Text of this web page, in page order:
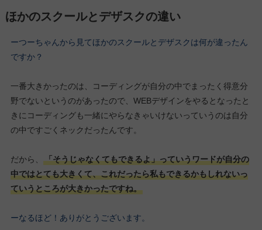
ほかのスクールとデザスクの違い
ーつーちゃんから見てほかのスクールとデザスクは何が違ったん
ですか？
一番大きかったのは、コーディングが自分の中でまったく得意分
野でないというのがあったので、WEBデザインをやるとなったと
きにコーディングも一緒にやらなきゃいけないっていうのは自分
の中ですごくネックだったんです。
だから、
「そうじゃなくてもできるよ」っていうワードが自分の
中ではとても大きくて、これだったら私もできるかもしれないっ
ていうところが大きかったですね。
ーなるほど！ありがとうございます。